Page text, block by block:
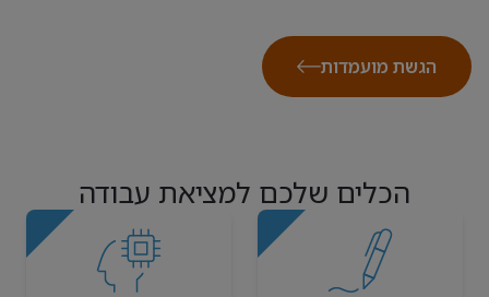
הגשת מועמדות
הכלים שלכם למציאת עבודה